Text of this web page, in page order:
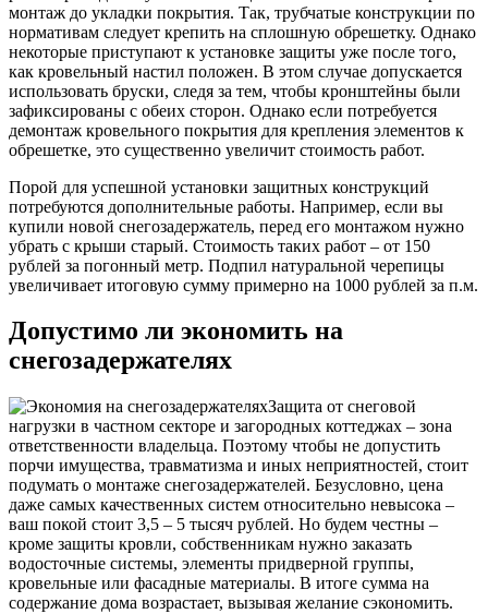
монтаж до укладки покрытия. Так, трубчатые конструкции по
нормативам следует крепить на сплошную обрешетку. Однако
некоторые приступают к установке защиты уже после того,
как кровельный настил положен. В этом случае допускается
использовать бруски, следя за тем, чтобы кронштейны были
зафиксированы с обеих сторон. Однако если потребуется
демонтаж кровельного покрытия для крепления элементов к
обрешетке, это существенно увеличит стоимость работ.
Порой для успешной установки защитных конструкций
потребуются дополнительные работы. Например, если вы
купили новой снегозадержатель, перед его монтажом нужно
убрать с крыши старый. Стоимость таких работ – от 150
рублей за погонный метр. Подпил натуральной черепицы
увеличивает итоговую сумму примерно на 1000 рублей за п.м.
Допустимо ли экономить на
снегозадержателях
Защита от снеговой
нагрузки в частном секторе и загородных коттеджах – зона
ответственности владельца. Поэтому чтобы не допустить
порчи имущества, травматизма и иных неприятностей, стоит
подумать о монтаже снегозадержателей. Безусловно, цена
даже самых качественных систем относительно невысока –
ваш покой стоит 3,5 – 5 тысяч рублей. Но будем честны –
кроме защиты кровли, собственникам нужно заказать
водосточные системы, элементы придверной группы,
кровельные или фасадные материалы. В итоге сумма на
содержание дома возрастает, вызывая желание сэкономить.